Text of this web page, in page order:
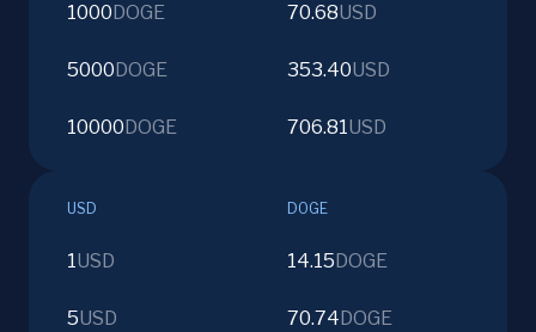
1000 DOGE 70.68USD
5000 DOGE 353.40USD
10000 DOGE 706.81USD
USD DOGE
1USD 14.15 DOGE
5USD 70.74 DOGE